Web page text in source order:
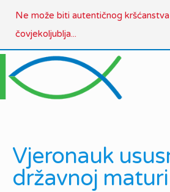
Ne može biti autentičnog
čovjekoljublja...
Vjeronauk
državnoj maturi